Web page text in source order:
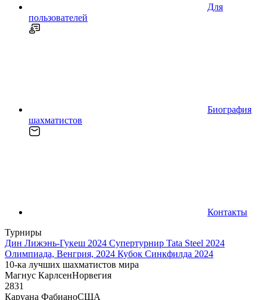
Для
пользователей
Биография
шахматистов
Контакты
Турниры
Дин Лижэнь-Гукеш 2024 Супертурнир Tata Steel 2024
Олимпиада, Венгрия, 2024 Кубок Синкфилда 2024
10-ка лучших шахматистов мира
Магнус КарлсенНорвегия
2831
Каруана ФабианоСША